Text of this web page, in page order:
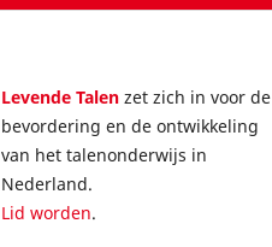
Levende Talen zet zich in voor de
bevordering en de ontwikkeling
van het talenonderwijs in
Nederland.
Lid worden.